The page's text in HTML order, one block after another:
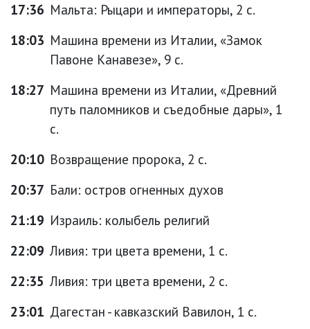
17:36 Мальта: Рыцари и императоры, 2 с.
18:03 Машина времени из Италии, «Замок
Павоне Канавезе», 9 с.
18:27 Машина времени из Италии, «Древний
путь паломников и съедобные дары», 1
с.
20:10 Возвращение пророка, 2 с.
20:37 Бали: остров огненных духов
21:19 Израиль: колыбель религий
22:09 Ливия: три цвета времени, 1 с.
22:35 Ливия: три цвета времени, 2 с.
23:01 Дагестан - кавказский Вавилон, 1 с.